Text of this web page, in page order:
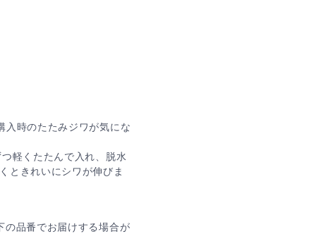
入時のたたみジワが気にな
軽くたたんで入れ、脱水
ときれいにシワが伸びま
の品番でお届けする場合が